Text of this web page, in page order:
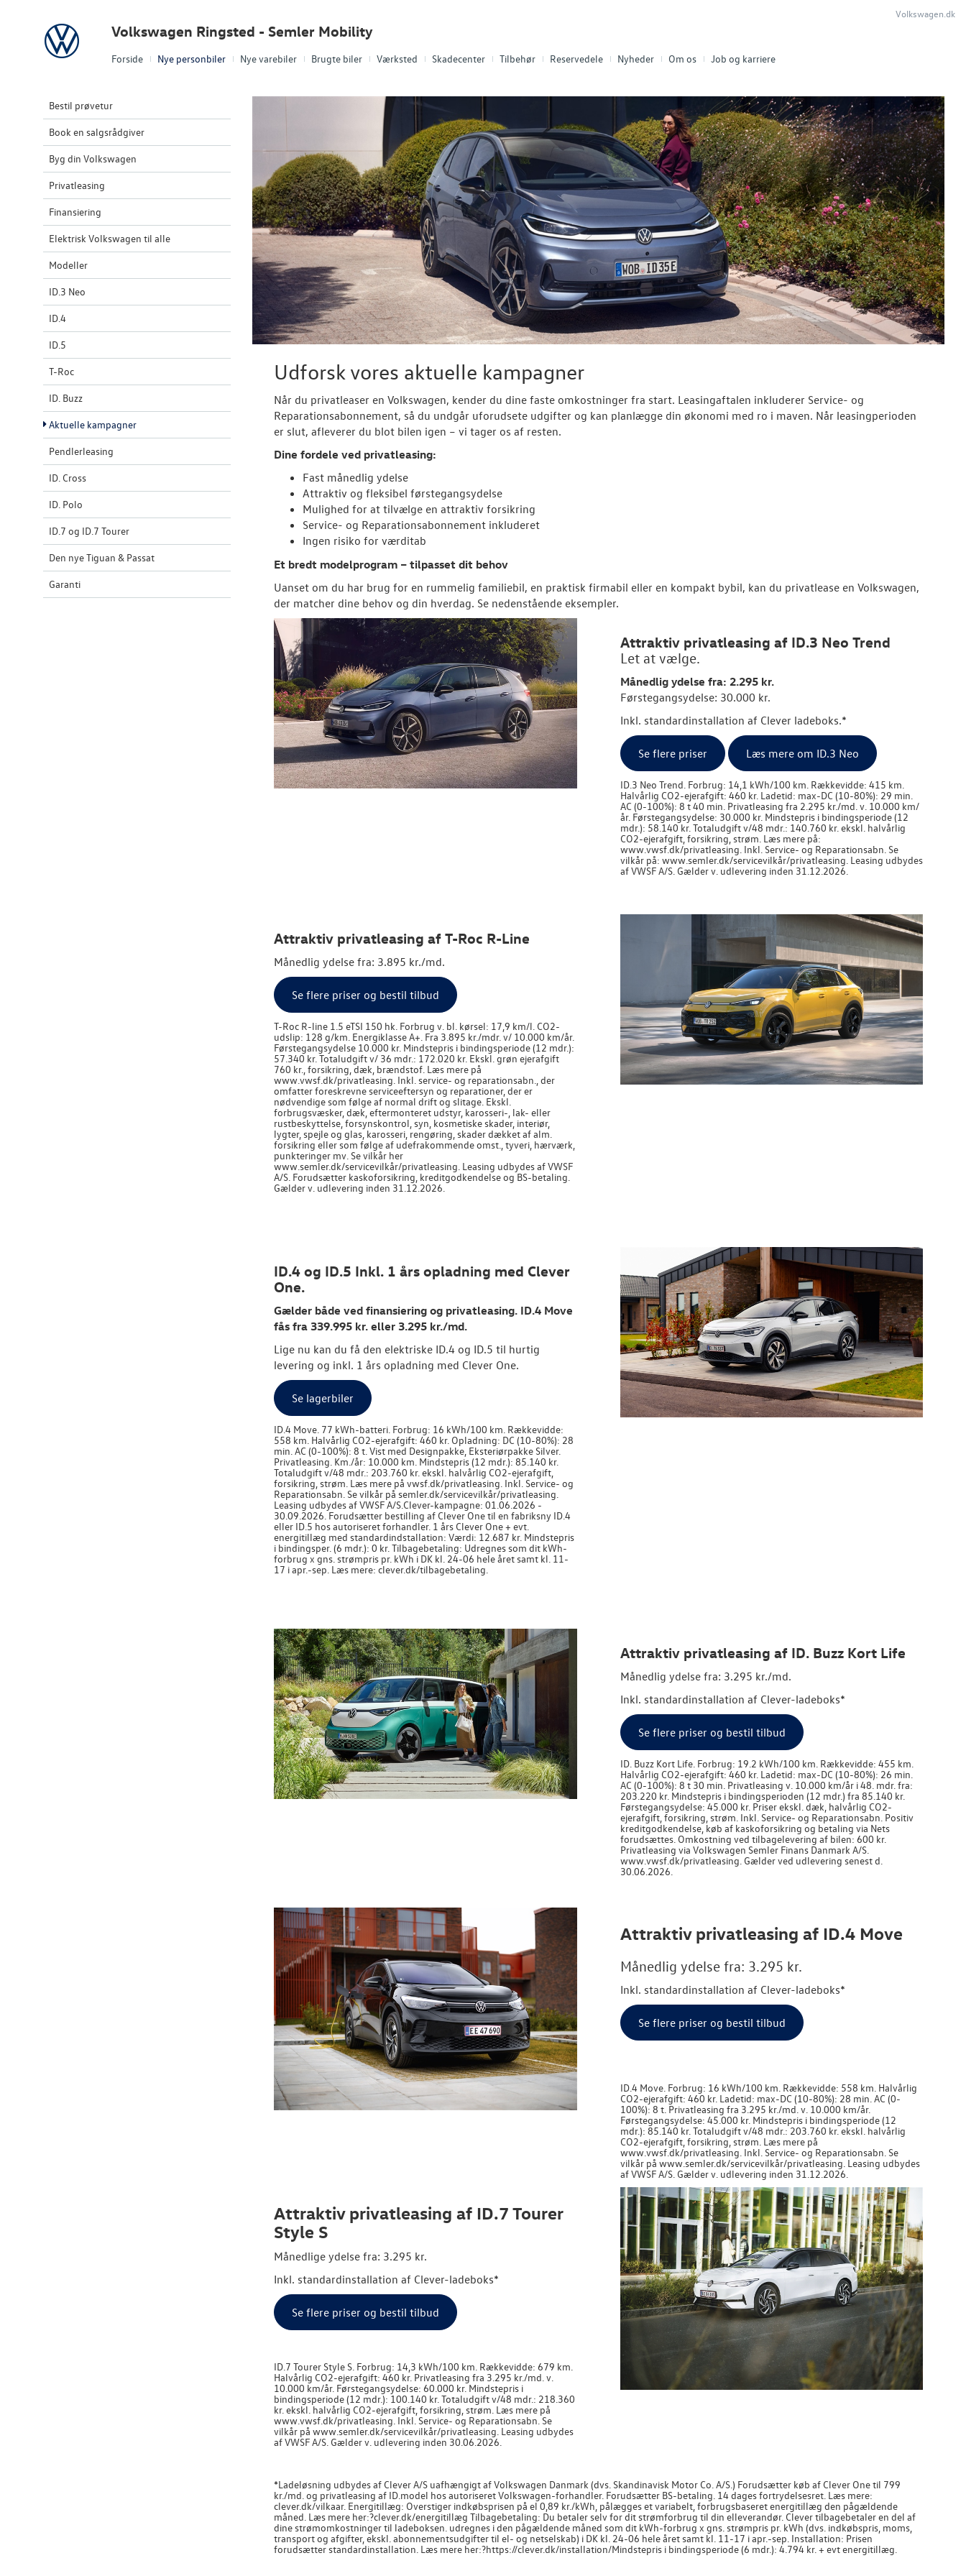
Forside Nye personbiler Nye varebiler Brugte biler Værksted Skadecenter Tilbehør Reservedele Nyheder Om os Job og karriere
Volkswagen Volkswagen Ringsted - Semler Mobility
Volkswagen.dk
Bestil prøvetur
Book en salgsrådgiver
Byg din Volkswagen
Privatleasing
Finansiering
Elektrisk Volkswagen til alle
Modeller
ID.3 Neo
ID.4
ID.5
T-Roc
ID. Buzz
Aktuelle kampagner
Pendlerleasing
ID. Cross
ID. Polo
ID.7 og ID.7 Tourer
Den nye Tiguan & Passat
Garanti
Udforsk vores aktuelle kampagner
Når du privatleaser en Volkswagen, kender du dine faste omkostninger fra start. Leasingaftalen inkluderer Service- og
Reparationsabonnement, så du undgår uforudsete udgifter og kan planlægge din økonomi med ro i maven. Når leasingperioden
er slut, afleverer du blot bilen igen – vi tager os af resten.
Dine fordele ved privatleasing:
Fast månedlig ydelse
Attraktiv og fleksibel førstegangsydelse
Mulighed for at tilvælge en attraktiv forsikring
Service- og Reparationsabonnement inkluderet
Ingen risiko for værditab
Et bredt modelprogram – tilpasset dit behov
Uanset om du har brug for en rummelig familiebil, en praktisk firmabil eller en kompakt bybil, kan du privatlease en Volkswagen,
der matcher dine behov og din hverdag. Se nedenstående eksempler.
Attraktiv privatleasing af ID.3 Neo Trend
Let at vælge.
Månedlig ydelse fra: 2.295 kr.
Førstegangsydelse: 30.000 kr.
Inkl. standardinstallation af Clever ladeboks.*
Se flere priser Læs mere om ID.3 Neo
ID.3 Neo Trend. Forbrug: 14,1 kWh/100 km. Rækkevidde: 415 km.
Halvårlig CO2-ejerafgift: 460 kr. Ladetid: max-DC (10-80%): 29 min.
AC (0-100%): 8 t 40 min. Privatleasing fra 2.295 kr./md. v. 10.000 km/
år. Førstegangsydelse: 30.000 kr. Mindstepris i bindingsperiode (12
mdr.): 58.140 kr. Totaludgift v/48 mdr.: 140.760 kr. ekskl. halvårlig
CO2-ejerafgift, forsikring, strøm. Læs mere på:
www.vwsf.dk/privatleasing. Inkl. Service- og Reparationsabn. Se
vilkår på: www.semler.dk/servicevilkår/privatleasing. Leasing udbydes
af VWSF A/S. Gælder v. udlevering inden 31.12.2026.
Attraktiv privatleasing af T-Roc R-Line
Månedlig ydelse fra: 3.895 kr./md.
Se flere priser og bestil tilbud
T-Roc R-line 1.5 eTSI 150 hk. Forbrug v. bl. kørsel: 17,9 km/l. CO2-
udslip: 128 g/km. Energiklasse A+. Fra 3.895 kr./mdr. v/ 10.000 km/år.
Førstegangsydelse 10.000 kr. Mindstepris i bindingsperiode (12 mdr.):
57.340 kr. Totaludgift v/ 36 mdr.: 172.020 kr. Ekskl. grøn ejerafgift
760 kr., forsikring, dæk, brændstof. Læs mere på
www.vwsf.dk/privatleasing. Inkl. service- og reparationsabn., der
omfatter foreskrevne serviceeftersyn og reparationer, der er
nødvendige som følge af normal drift og slitage. Ekskl.
forbrugsvæsker, dæk, eftermonteret udstyr, karosseri-, lak- eller
rustbeskyttelse, forsynskontrol, syn, kosmetiske skader, interiør,
lygter, spejle og glas, karosseri, rengøring, skader dækket af alm.
forsikring eller som følge af udefrakommende omst., tyveri, hærværk,
punkteringer mv. Se vilkår her
www.semler.dk/servicevilkår/privatleasing. Leasing udbydes af VWSF
A/S. Forudsætter kaskoforsikring, kreditgodkendelse og BS-betaling.
Gælder v. udlevering inden 31.12.2026.
ID.4 og ID.5 Inkl. 1 års opladning med Clever
One.
Gælder både ved finansiering og privatleasing. ID.4 Move
fås fra 339.995 kr. eller 3.295 kr./md.
Lige nu kan du få den elektriske ID.4 og ID.5 til hurtig
levering og inkl. 1 års opladning med Clever One.
Se lagerbiler
ID.4 Move. 77 kWh-batteri. Forbrug: 16 kWh/100 km. Rækkevidde:
558 km. Halvårlig CO2-ejerafgift: 460 kr. Opladning: DC (10-80%): 28
min. AC (0-100%): 8 t. Vist med Designpakke, Eksteriørpakke Silver.
Privatleasing. Km./år: 10.000 km. Mindstepris (12 mdr.): 85.140 kr.
Totaludgift v/48 mdr.: 203.760 kr. ekskl. halvårlig CO2-ejerafgift,
forsikring, strøm. Læs mere på vwsf.dk/privatleasing. Inkl. Service- og
Reparationsabn. Se vilkår på semler.dk/servicevilkår/privatleasing.
Leasing udbydes af VWSF A/S.Clever-kampagne: 01.06.2026 -
30.09.2026. Forudsætter bestilling af Clever One til en fabriksny ID.4
eller ID.5 hos autoriseret forhandler. 1 års Clever One + evt.
energitillæg med standardindstallation: Værdi: 12.687 kr. Mindstepris
i bindingsper. (6 mdr.): 0 kr. Tilbagebetaling: Udregnes som dit kWh-
forbrug x gns. strømpris pr. kWh i DK kl. 24-06 hele året samt kl. 11-
17 i apr.-sep. Læs mere: clever.dk/tilbagebetaling.
Attraktiv privatleasing af ID. Buzz Kort Life
Månedlig ydelse fra: 3.295 kr./md.
Inkl. standardinstallation af Clever-ladeboks*
Se flere priser og bestil tilbud
ID. Buzz Kort Life. Forbrug: 19.2 kWh/100 km. Rækkevidde: 455 km.
Halvårlig CO2-ejerafgift: 460 kr. Ladetid: max-DC (10-80%): 26 min.
AC (0-100%): 8 t 30 min. Privatleasing v. 10.000 km/år i 48. mdr. fra:
203.220 kr. Mindstepris i bindingsperioden (12 mdr.) fra 85.140 kr.
Førstegangsydelse: 45.000 kr. Priser ekskl. dæk, halvårlig CO2-
ejerafgift, forsikring, strøm. Inkl. Service- og Reparationsabn. Positiv
kreditgodkendelse, køb af kaskoforsikring og betaling via Nets
forudsættes. Omkostning ved tilbagelevering af bilen: 600 kr.
Privatleasing via Volkswagen Semler Finans Danmark A/S.
www.vwsf.dk/privatleasing. Gælder ved udlevering senest d.
30.06.2026.
Attraktiv privatleasing af ID.4 Move
Månedlig ydelse fra: 3.295 kr.
Inkl. standardinstallation af Clever-ladeboks*
Se flere priser og bestil tilbud
ID.4 Move. Forbrug: 16 kWh/100 km. Rækkevidde: 558 km. Halvårlig
CO2-ejerafgift: 460 kr. Ladetid: max-DC (10-80%): 28 min. AC (0-
100%): 8 t. Privatleasing fra 3.295 kr./md. v. 10.000 km/år.
Førstegangsydelse: 45.000 kr. Mindstepris i bindingsperiode (12
mdr.): 85.140 kr. Totaludgift v/48 mdr.: 203.760 kr. ekskl. halvårlig
CO2-ejerafgift, forsikring, strøm. Læs mere på
www.vwsf.dk/privatleasing. Inkl. Service- og Reparationsabn. Se
vilkår på www.semler.dk/servicevilkår/privatleasing. Leasing udbydes
af VWSF A/S. Gælder v. udlevering inden 31.12.2026.
Attraktiv privatleasing af ID.7 Tourer
Style S
Månedlige ydelse fra: 3.295 kr.
Inkl. standardinstallation af Clever-ladeboks*
Se flere priser og bestil tilbud
ID.7 Tourer Style S. Forbrug: 14,3 kWh/100 km. Rækkevidde: 679 km.
Halvårlig CO2-ejerafgift: 460 kr. Privatleasing fra 3.295 kr./md. v.
10.000 km/år. Førstegangsydelse: 60.000 kr. Mindstepris i
bindingsperiode (12 mdr.): 100.140 kr. Totaludgift v/48 mdr.: 218.360
kr. ekskl. halvårlig CO2-ejerafgift, forsikring, strøm. Læs mere på
www.vwsf.dk/privatleasing. Inkl. Service- og Reparationsabn. Se
vilkår på www.semler.dk/servicevilkår/privatleasing. Leasing udbydes
af VWSF A/S. Gælder v. udlevering inden 30.06.2026.
*Ladeløsning udbydes af Clever A/S uafhængigt af Volkswagen Danmark (dvs. Skandinavisk Motor Co. A/S.) Forudsætter køb af Clever One til 799
kr./md. og privatleasing af ID.model hos autoriseret Volkswagen-forhandler. Forudsætter BS-betaling. 14 dages fortrydelsesret. Læs mere:
clever.dk/vilkaar. Energitillæg: Overstiger indkøbsprisen på el 0,89 kr./kWh, pålægges et variabelt, forbrugsbaseret energitillæg den pågældende
måned. Læs mere her:?clever.dk/energitillæg Tilbagebetaling: Du betaler selv for dit strømforbrug til din elleverandør. Clever tilbagebetaler en del af
dine strømomkostninger til ladeboksen. udregnes i den pågældende måned som dit kWh-forbrug x gns. strømpris pr. kWh (dvs. indkøbspris, moms,
transport og afgifter, ekskl. abonnementsudgifter til el- og netselskab) i DK kl. 24-06 hele året samt kl. 11-17 i apr.-sep. Installation: Prisen
forudsætter standardinstallation. Læs mere her:?https://clever.dk/installation/Mindstepris i bindingsperiode (6 mdr.): 4.794 kr. + evt energitillæg.